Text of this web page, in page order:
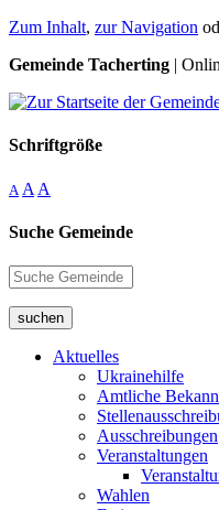
Zum Inhalt, zur Navigation
Gemeinde Tacherting |
Schriftgröße
A A A
Suche Gemeinde
suchen
Aktuelles
Ukrainehilfe
Amtliche
Ausschreibungen
Veranstaltungen
Wahlen